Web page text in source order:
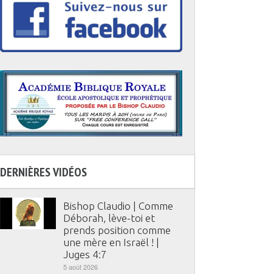
DERNIÈRES VIDÉOS
Bishop Claudio | Comme
Déborah, lève-toi et
prends position comme
une mère en Israël ! |
Juges 4:7
5 août 2026